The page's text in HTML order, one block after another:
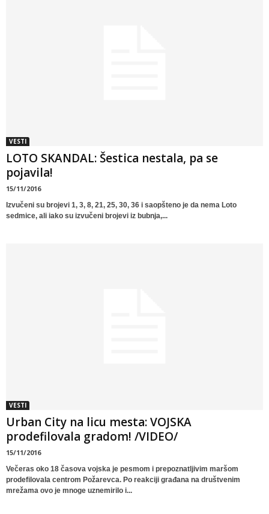
VESTI
LOTO SKANDAL: Šestica nestala, pa se
pojavila!
15/11/2016
Izvučeni su brojevi 1, 3, 8, 21, 25, 30, 36 i saopšteno je da nema Loto
sedmice, ali iako su izvučeni brojevi iz bubnja,...
VESTI
Urban City na licu mesta: VOJSKA
prodefilovala gradom! /VIDEO/
15/11/2016
Večeras oko 18 časova vojska je pesmom i prepoznatljivim maršom
prodefilovala centrom Požarevca. Po reakciji građana na društvenim
mrežama ovo je mnoge uznemirilo i...